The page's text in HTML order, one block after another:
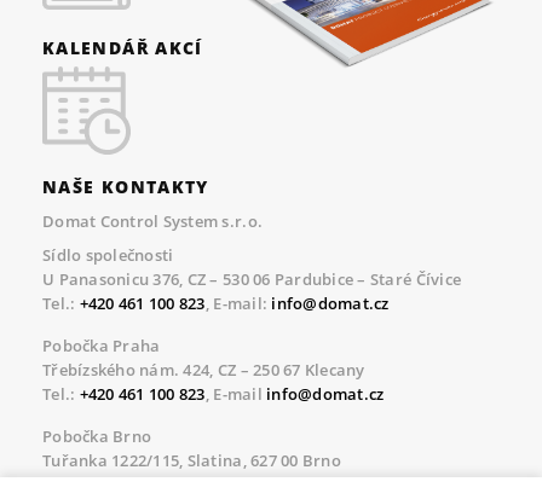
KALENDÁŘ AKCÍ
NAŠE KONTAKTY
Domat Control System s.r.o.
Sídlo společnosti
U Panasonicu 376, CZ – 530 06 Pardubice – Staré Čívice
Tel.: +420 461 100 823, E-mail: info@domat.cz
Pobočka Praha
Třebízského nám. 424, CZ – 250 67 Klecany
Tel.: +420 461 100 823, E-mail info@domat.cz
Pobočka Brno
Tuřanka 1222/115, Slatina, 627 00 Brno
Tel.:+420 461 100 823, E-mailinfo@domat.cz